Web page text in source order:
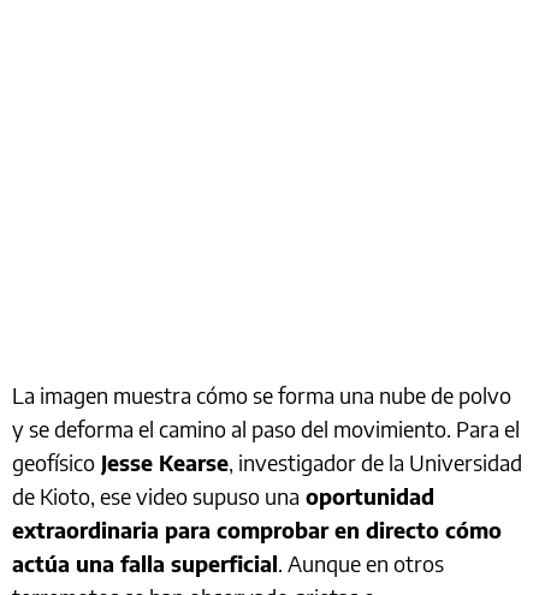
La imagen muestra cómo se forma una nube de polvo
y se deforma el camino al paso del movimiento. Para el
geofísico Jesse Kearse, investigador de la Universidad
de Kioto, ese video supuso una oportunidad
extraordinaria para comprobar en directo cómo
actúa una falla superficial. Aunque en otros